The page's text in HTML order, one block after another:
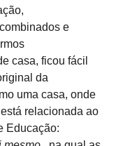
e
casa, ficou fácil
da
uma casa, onde
relacionada ao
Educação: